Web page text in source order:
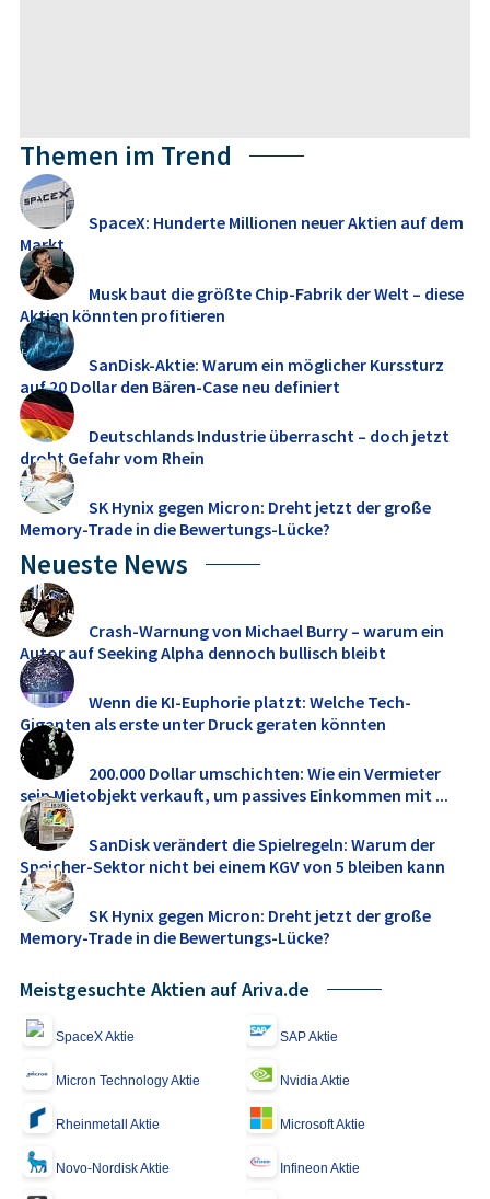
Themen im Trend
SpaceX: Hunderte Millionen neuer Aktien auf dem
Markt
Musk baut die größte Chip-Fabrik der Welt – diese
Aktien könnten profitieren
SanDisk-Aktie: Warum ein möglicher Kurssturz
auf 20 Dollar den Bären-Case neu definiert
Deutschlands Industrie überrascht – doch jetzt
droht Gefahr vom Rhein
SK Hynix gegen Micron: Dreht jetzt der große
Memory‑Trade in die Bewertungs-Lücke?
Neueste News
Crash-Warnung von Michael Burry – warum ein
Autor auf Seeking Alpha dennoch bullisch bleibt
Wenn die KI-Euphorie platzt: Welche Tech-
Giganten als erste unter Druck geraten könnten
200.000 Dollar umschichten: Wie ein Vermieter
sein Mietobjekt verkauft, um passives Einkommen mit ...
SanDisk verändert die Spielregeln: Warum der
Speicher-Sektor nicht bei einem KGV von 5 bleiben kann
SK Hynix gegen Micron: Dreht jetzt der große
Memory‑Trade in die Bewertungs-Lücke?
Meistgesuchte Aktien auf Ariva.de
SpaceX Aktie SAP Aktie
Micron Technology Aktie Nvidia Aktie
Rheinmetall Aktie Microsoft Aktie
Novo-Nordisk Aktie Infineon Aktie